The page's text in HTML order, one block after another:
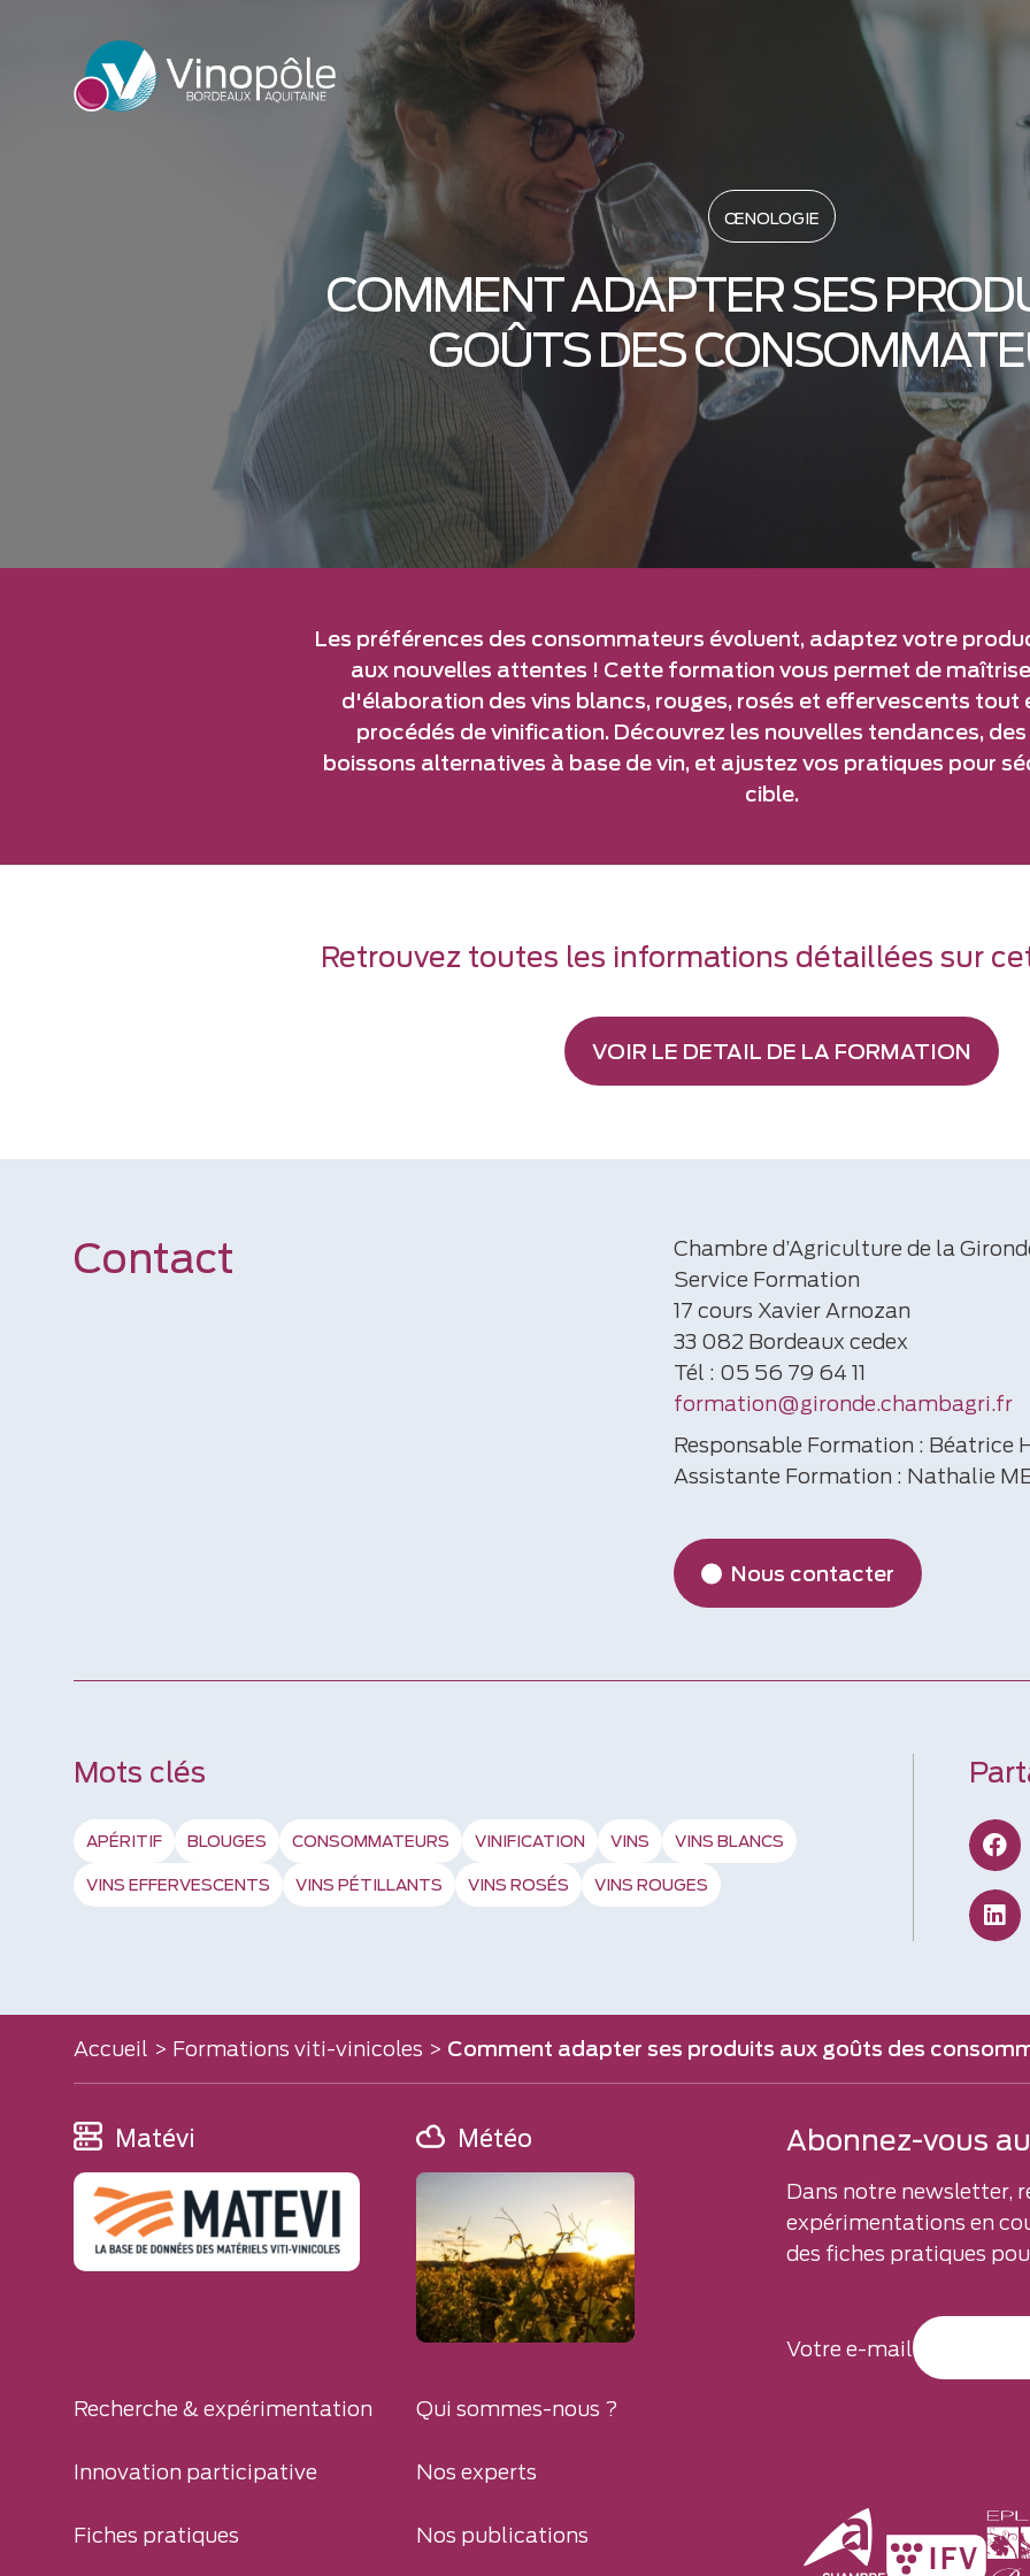
ŒNOLOGIE
COMMENT ADAPTER SES
GOÛTS DES
Les préférences des consommateurs évoluent, adaptez votre
aux nouvelles attentes ! Cette formation vous permet de
d'élaboration des vins blancs, rouges, rosés et effervescents tout
procédés de vinification. Découvrez les nouvelles tendances,
boissons alternatives à base de vin, et ajustez vos pratiques pour
cible.
Retrouvez toutes les informations détaillées sur
VOIR LE DETAIL DE LA FORMATION
Contact
Chambre d’Agriculture de la
Service Formation
17 cours Xavier Arnozan
33 082 Bordeaux cedex
Tél : 05 56 79 64 11
formation@gironde.chambagri.fr
Responsable Formation : Béatrice
Assistante Formation : Nathalie
Nous contacter
Mots clés
APÉRITIF BLOUGES CONSOMMATEURS VINIFICATION VINS VINS BLANCS
VINS EFFERVESCENTS VINS PÉTILLANTS VINS ROSÉS VINS ROUGES
Accueil > Formations viti-vinicoles > Comment adapter ses produits aux goûts des
Matévi Météo
Recherche & expérimentation
Innovation participative
Fiches pratiques
Qui sommes-nous ?
Nos experts
Nos publications
Abonnez-vous
Dans notre newsletter,
expérimentations en
des fiches pratiques
Votre e-mail